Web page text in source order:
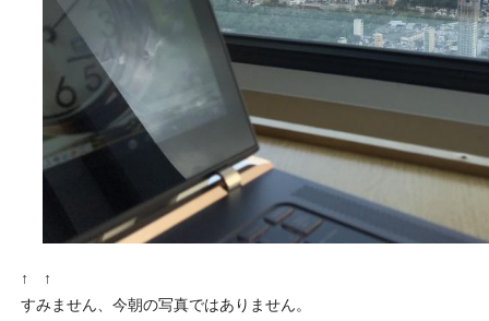
↑ ↑
すみません、今朝の写真ではありません。